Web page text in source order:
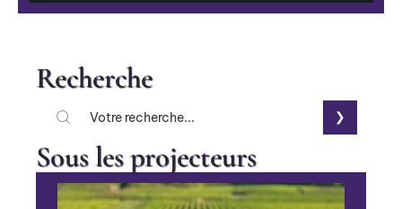
Recherche
Sous les projecteurs